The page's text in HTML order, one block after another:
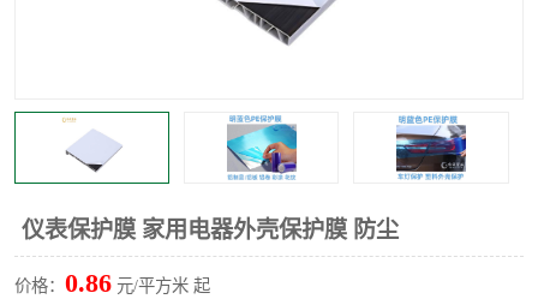
仪表保护膜 家用电器外壳保护膜 防尘
价格： 0.86 元/平方米 起
两边上胶保护膜
不锈钢板保护膜 一次性隔离膜